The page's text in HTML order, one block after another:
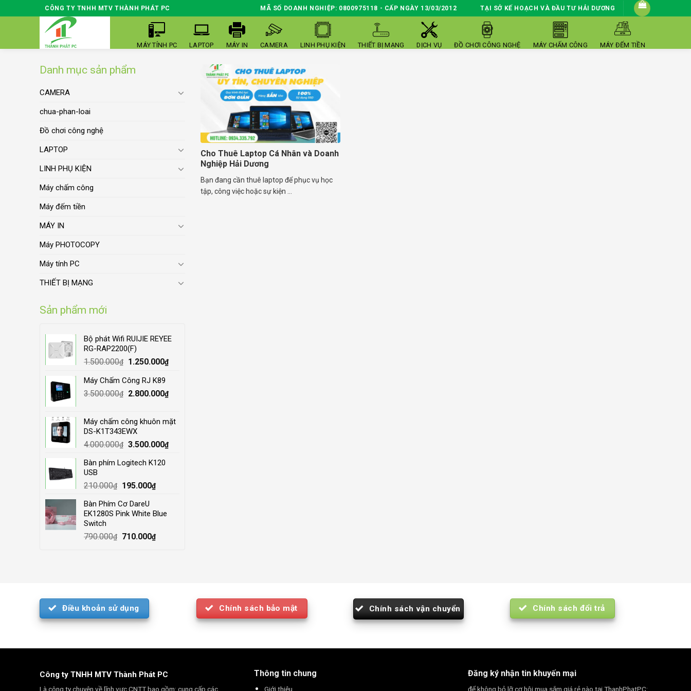
to
CÔNG TY TNHH MTV THÀNH PHÁT PC MÃ SỐ DOANH NGHIỆP: 0800975118 - CẤP NGÀY 13/03/2012 TẠI SỞ KẾ HOẠCH VÀ ĐẦU TƯ HẢI DƯƠNG
MÁY TÍNH PC LAPTOP MÁY IN CAMERA LINH PHỤ KIỆN THIẾT BỊ MẠNG DỊCH VỤ ĐỒ CHƠI CÔNG NGHỆ MÁY CHẤM CÔNG MÁY ĐẾM TIỀN
Danh mục sản phẩm
CAMERA
chua-phan-loai
Đồ chơi công nghệ
LAPTOP
LINH PHỤ KIỆN
Máy chấm công
Máy đếm tiền
MÁY IN
Máy PHOTOCOPY
Máy tính PC
THIẾT BỊ MẠNG
Sản phẩm mới
Bộ phát Wifi RUIJIE REYEE
RG-RAP2200(F)
1.500.000₫
Original
was:
1.500.000₫.
1.250.000₫Current
1.250.000₫.
Máy Chấm Công RJ K89
3.500.000₫
Original
3.500.000₫.
2.800.000₫Current
2.800.000₫.
Máy chấm công khuôn mặt
DS-K1T343EWX
4.000.000₫ Original
was:
3.500.000₫Current
Bàn phím Logitech K120
USB
210.000₫
Original
was:
210.000₫.
195.000₫Current
195.000₫.
Bàn Phím Cơ DareU
EK1280S Pink White Blue
Switch
790.000₫
Original
710.000₫Current
Cho Thuê Laptop Cá Nhân và Doanh
Nghiệp Hải Dương
Bạn đang cần thuê laptop để phục vụ học
tập, công việc hoặc sự kiện ...
Điều khoản sử dụng Chính sách bảo mật Chính sách vận chuyển Chính sách đổi trả
Công ty TNHH MTV Thành Phát PC
Là công ty chuyên về lĩnh vực CNTT bao gồm: cung cấp các
Thông tin chung
Giới thiệu
Đăng ký nhận tin khuyến mại
để không bỏ lỡ cơ hội mua sắm giá rẻ nào tại ThanhPhatPC: